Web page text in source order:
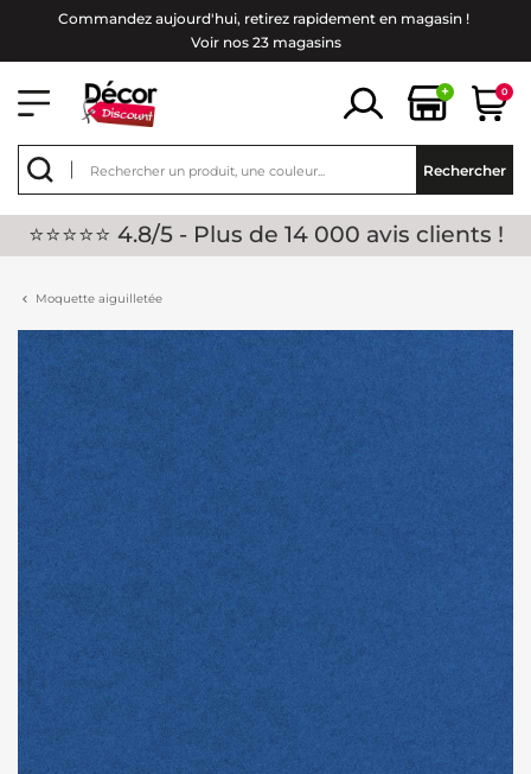
Commandez aujourd'hui, retirez rapidement en magasin !
Voir nos 23 magasins
+ 0
Rechercher
⭐⭐⭐⭐⭐ 4.8/5 - Plus de 14 000 avis clients !
Moquette aiguilletée